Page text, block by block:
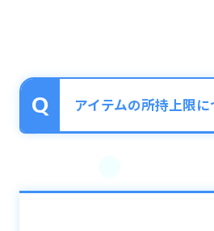
アイテムの所持上限に
所持上限は、それぞれ「